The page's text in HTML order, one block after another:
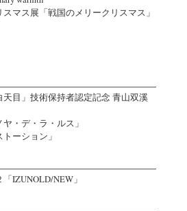
マス展「戦国のメリークリスマス」
目」技術保持者認定記念 青山双溪
・デ・ラ・ルス」
ーション」
IZUNOLD/NEW」